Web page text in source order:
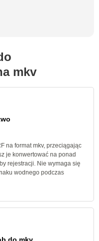
mkv
na format mkv, przeciągając
je konwertować na ponad
rejestracji. Nie wymaga się
wodnego podczas